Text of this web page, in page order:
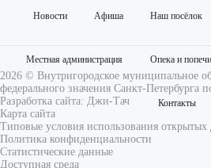
Новости Афиша Наш посёлок
Местная администрация Опека и
Контакты
2026 © Внутригородское муниципальное
федерального значения Санкт-Петербурга
Разработка сайта: Джи-Тач
Карта сайта
Типовые условия использования
Политика конфиденциальности
Статистические данные
Доступная среда